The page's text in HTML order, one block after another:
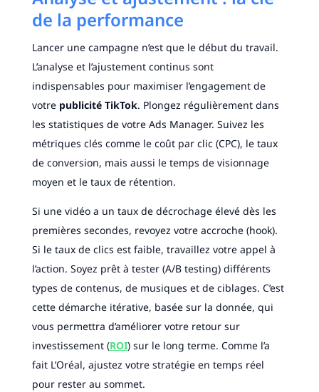
de la performance
Lancer une campagne n’est que le début du travail.
L’analyse et l’ajustement continus sont
indispensables pour maximiser l’engagement de
votre publicité TikTok. Plongez régulièrement dans
les statistiques de votre Ads Manager. Suivez les
métriques clés comme le coût par clic (CPC), le taux
de conversion, mais aussi le temps de visionnage
moyen et le taux de rétention.
Si une vidéo a un taux de décrochage élevé dès les
premières secondes, revoyez votre accroche (hook).
Si le taux de clics est faible, travaillez votre appel à
l’action. Soyez prêt à tester (A/B testing) différents
types de contenus, de musiques et de ciblages. C’est
cette démarche itérative, basée sur la donnée, qui
vous permettra d’améliorer votre retour sur
investissement (ROI) sur le long terme. Comme l’a
fait L’Oréal, ajustez votre stratégie en temps réel
pour rester au sommet.